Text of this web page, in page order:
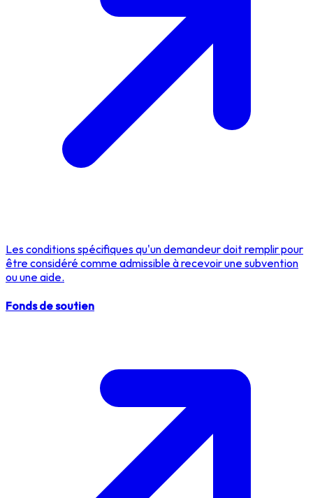
Les conditions spécifiques qu'un demandeur doit remplir pour
être considéré comme admissible à recevoir une subvention
ou une aide.
Fonds de soutien